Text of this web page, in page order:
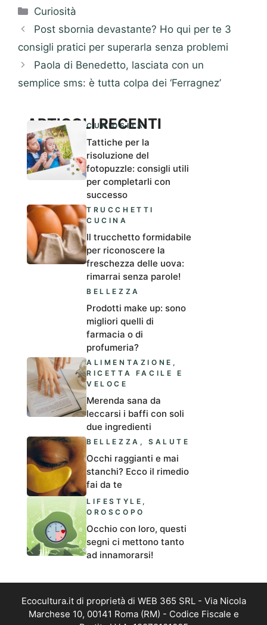
Categorie
Curiosità
Post sbornia devastante? Ho qui per te 3
consigli pratici per superarla senza problemi
Paola di Benedetto, lasciata con un
semplice sms: è tutta colpa dei ‘Ferragnez’
ARTICOLI RECENTI
CURIOSITÀ
Tattiche per la
risoluzione del
fotopuzzle: consigli utili
per completarli con
successo
TRUCCHETTI
CUCINA
Il trucchetto formidabile
per riconoscere la
freschezza delle uova:
rimarrai senza parole!
BELLEZZA
Prodotti make up: sono
migliori quelli di
farmacia o di
profumeria?
ALIMENTAZIONE ,
RICETTA FACILE E
VELOCE
Merenda sana da
leccarsi i baffi con soli
due ingredienti
BELLEZZA ,SALUTE
Occhi raggianti e mai
stanchi? Ecco il rimedio
fai da te
LIFESTYLE ,
OROSCOPO
Occhio con loro, questi
segni ci mettono tanto
ad innamorarsi!
Ecocultura.it di proprietà di WEB 365 SRL - Via Nicola
Marchese 10, 00141 Roma (RM) - Codice Fiscale e